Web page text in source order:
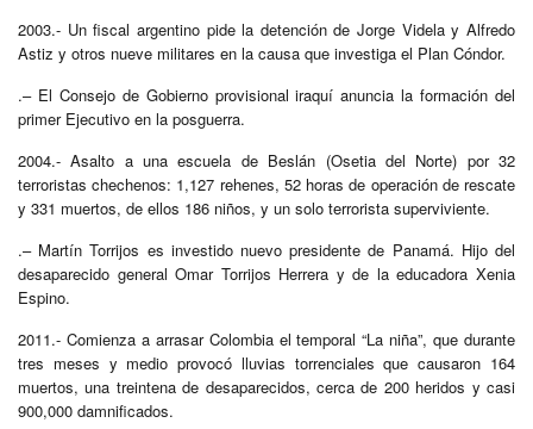
2003.- Un fiscal argentino pide la detención de Jorge Videla y Alfredo
Astiz y otros nueve militares en la causa que investiga el Plan Cóndor.
.– El Consejo de Gobierno provisional iraquí anuncia la formación del
primer Ejecutivo en la posguerra.
2004.- Asalto a una escuela de Beslán (Osetia del Norte) por 32
terroristas chechenos: 1,127 rehenes, 52 horas de operación de rescate
y 331 muertos, de ellos 186 niños, y un solo terrorista superviviente.
.– Martín Torrijos es investido nuevo presidente de Panamá. Hijo del
desaparecido general Omar Torrijos Herrera y de la educadora Xenia
Espino.
2011.- Comienza a arrasar Colombia el temporal “La niña”, que durante
tres meses y medio provocó lluvias torrenciales que causaron 164
muertos, una treintena de desaparecidos, cerca de 200 heridos y casi
900,000 damnificados.